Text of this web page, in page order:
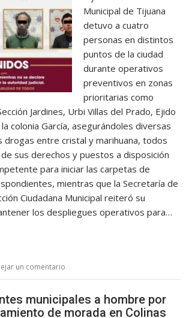
Municipal de Tijuana
detuvo a cuatro
personas en distintos
puntos de la ciudad
durante operativos
preventivos en zonas
prioritarias como
Jardines, Urbi Villas del Prado, Ejido
colonia García, asegurándoles diversas
drogas entre cristal y marihuana, todos
sus derechos y puestos a disposición
para iniciar las carpetas de
mientras que la Secretaría de
Ciudadana Municipal reiteró su
los despliegues operativos para…
un comentario
municipales a hombre por
de morada en Colinas